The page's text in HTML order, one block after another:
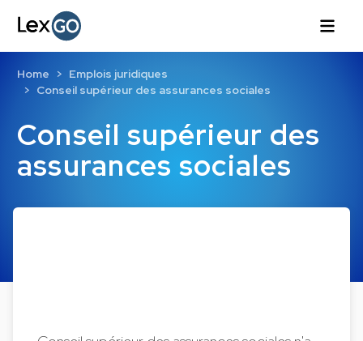
Conseil supérieur des
assurances sociales
Home
Emplois juridiques
Conseil supérieur des assurances sociales